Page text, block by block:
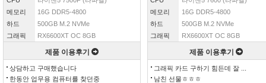
메모리
16G DDR5-4800
하드
500GB M.2 NVMe
그래픽
RX6600XT OC 8GB
제품 이용후기
상담하고 구매했습니다
한동안 업무용 컴퓨터를 찾던중
메모리
16G DDR5-4800
하드
500GB M.2 NVMe
그래픽
RX6600XT OC 8GB
제품 이용후기
그래픽 카드 구하기 힘든데 잘 ...
남친 선물ㅎㅎㅎ